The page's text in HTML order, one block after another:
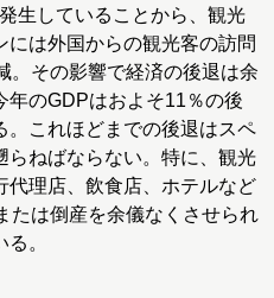
生していることから、観光
には外国からの観光客の訪問
。その影響で経済の後退は余
年のGDPはおよそ11％の後
。これほどまでの後退はスペ
らねばならない。特に、観光
代理店、飲食店、ホテルなど
たは倒産を余儀なくさせられ
。